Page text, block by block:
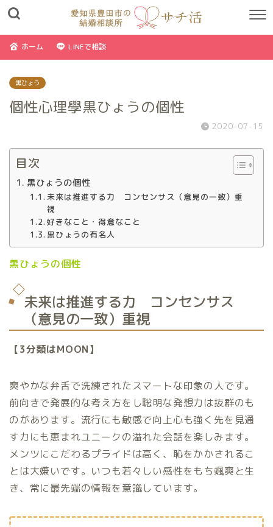
ホーム LINEで相談
黒ひょう
個性心理學黒ひょうの個性
2020-07-15
目次
黒ひょうの個性
未来は推進する力 コンセンサス（意見の一致）重
視
好きなこと・得意なこと
黒ひょうの有名人
黒ひょうの個性
未来は推進する力 コンセンサス
（意見の一致）重視
【3分類はMOON】
爽やかな弁舌で洗練されたスマートな印象の人です。
前向きで発展的な考え方をし聡明な発想力は抜群のも
のがあります。流行にも敏感で向上心も強く先を見通
す力にも恵まれユニークの溢れた会話を楽しみます。
メンツにこだわるプライドは高く、恥をかかされるこ
とは大嫌いです。いつも若々しい感性をもち颯爽と生
き、常に最先端の情報を意識しています。